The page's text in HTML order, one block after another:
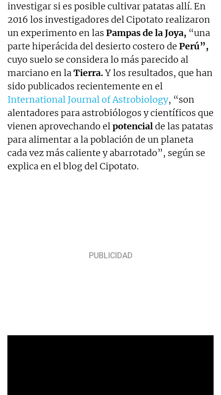
investigar si es posible cultivar patatas allí. En
2016 los investigadores del Cipotato realizaron
un experimento en las Pampas de la Joya, “una
parte hiperácida del desierto costero de Perú”,
cuyo suelo se considera lo más parecido al
marciano en laTierra.Y los resultados, que han
sido publicados recientemente en el
International Journal of Astrobiology, “son
alentadores para astrobiólogos y científicos que
vienen aprovechando elpotencialde las patatas
para alimentar a la población de un planeta
cada vez más caliente y abarrotado”, según se
explica en el blog del Cipotato.